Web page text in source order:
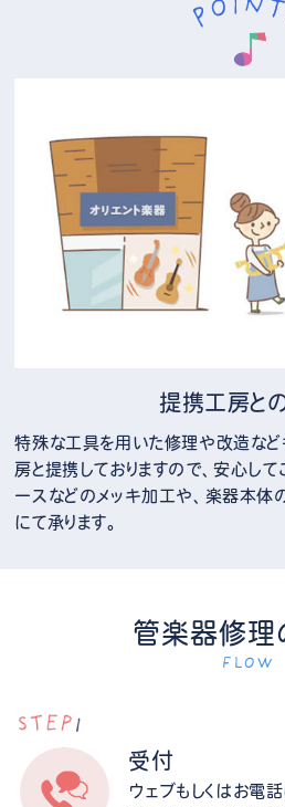
提携工房と
特殊な工具を用いた修理や改造な
房と提携しておりますので、安心し
ースなどのメッキ加工や、楽器本体
にて承ります。
管楽器修理
FLOW
受付
ウェブもしくはお電